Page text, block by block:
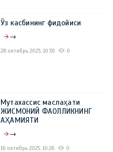
Ўз касбининг фидойиси
→
28 октябрь 2025, 10:36 0
Мутахассис маслаҳати
ЖИСМОНИЙ ФАОЛЛИКНИНГ
АҲАМИЯТИ
→
16 октябрь 2025, 10:26 0